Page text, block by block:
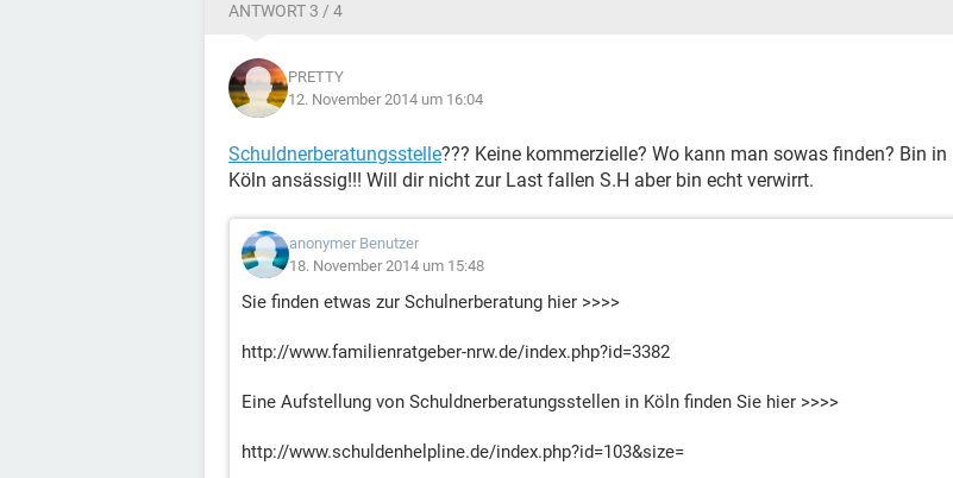
ANTWORT 3 / 4
PRETTY
12. November 2014 um 16:04
Schuldnerberatungsstelle??? Keine kommerzielle? Wo kann man sowas finden? Bin in
Köln ansässig!!! Will dir nicht zur Last fallen S.H aber bin echt verwirrt.
anonymer Benutzer
18. November 2014 um 15:48
Sie finden etwas zur Schulnerberatung hier >>>>
http://www.familienratgeber-nrw.de/index.php?id=3382
Eine Aufstellung von Schuldnerberatungsstellen in Köln finden Sie hier >>>>
http://www.schuldenhelpline.de/index.php?id=103&size=